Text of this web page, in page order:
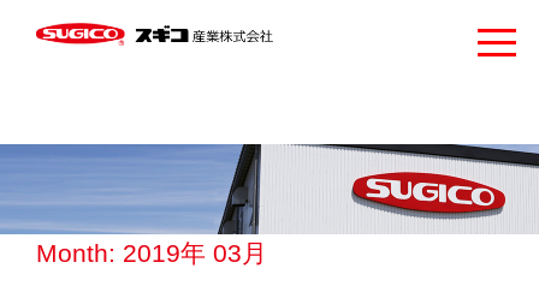
Month: 2019年 03月